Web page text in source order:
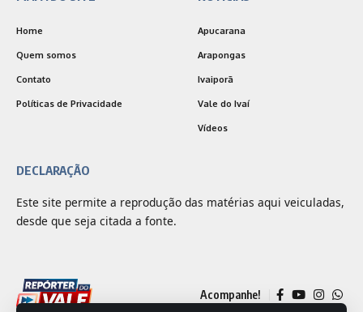
Home
Quem somos
Contato
Políticas de Privacidade
Apucarana
Arapongas
Ivaiporã
Vale do Ivaí
Vídeos
DECLARAÇÃO
Este site permite a reprodução das matérias aqui veiculadas,
desde que seja citada a fonte.
Acompanhe!